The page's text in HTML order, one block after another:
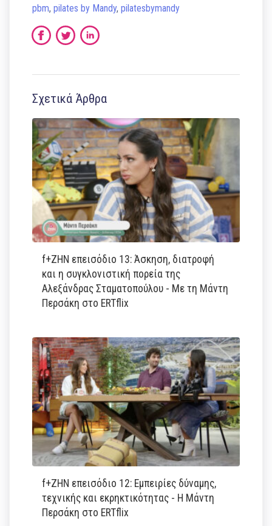
pbm,pilates by Mandy,pilatesbymandy
Σχετικά Άρθρα
f+ΖΗΝ επεισόδιο 13: Άσκηση, διατροφή
και η συγκλονιστική πορεία της
Αλεξάνδρας Σταματοπούλου - Με τη Μάντη
Περσάκη στο ERTflix
f+ΖΗΝ επεισόδιο 12: Εμπειρίες δύναμης,
τεχνικής και εκρηκτικότητας - Η Μάντη
Περσάκη στο ERTflix